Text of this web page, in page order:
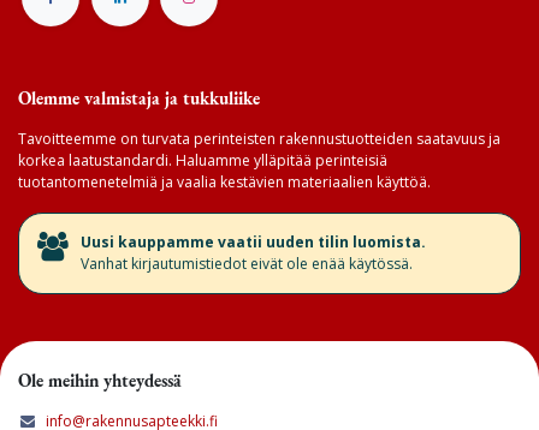
Olemme valmistaja ja tukkuliike
Tavoitteemme on turvata perinteisten rakennustuotteiden saatavuus ja
korkea laatustandardi. Haluamme ylläpitää perinteisiä
tuotantomenetelmiä ja vaalia kestävien materiaalien käyttöä.
​Uusi kauppamme vaatii uuden tilin luomista.
Vanhat kirjautumistiedot eivät ole enää käytössä.
Ole meihin yhteydessä
info@rakennusapteekki.fi